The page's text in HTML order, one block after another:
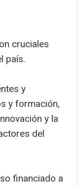
cruciales
país.
y
y formación,
y la
del
financiado a